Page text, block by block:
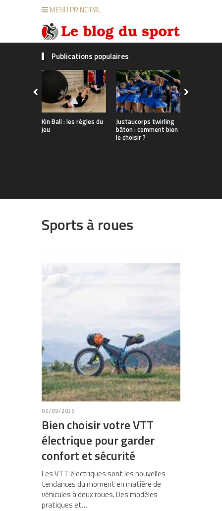
MENU PRINCIPAL
Publications populaires
Kin Ball : les règles du
jeu
Justaucorps twirling
bâton : comment bien
le choisir ?
Sports à roues
02/09/2025
Bien choisir votre VTT
électrique pour garder
confort et sécurité
Les VTT électriques sont les nouvelles
tendances du moment en matière de
véhicules à deux roues. Des modèles
pratiques et…